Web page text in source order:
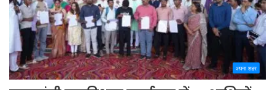
अपना शहर